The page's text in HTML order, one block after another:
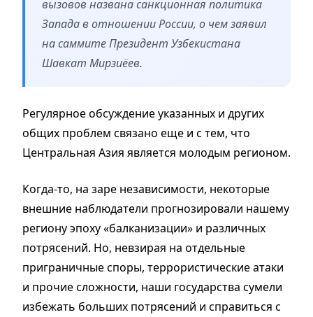
вызовов названа санкционная политика
Запада в отношении России, о чем заявил
на саммите Президент Узбекистана
Шавкат Мирзиёев.
Регулярное обсуждение указанных и других
общих проблем связано еще и с тем, что
Центральная Азия является молодым регионом.
Когда-то, на заре независимости, некоторые
внешние наблюдатели прогнозировали нашему
региону эпоху «балканизации» и различных
потрясений. Но, невзирая на отдельные
приграничные споры, террористические атаки
и прочие сложности, наши государства сумели
избежать больших потрясений и справиться с